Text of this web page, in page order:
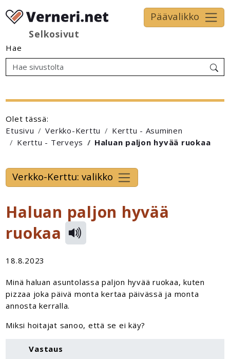
Selkosivut
Päävalikko
Hae
Olet tässä:
Etusivu
Verkko-Kerttu
Kerttu - Asuminen
Kerttu - Terveys
Haluan paljon hyvää ruokaa
Verkko-Kerttu: valikko
Haluan paljon hyvää
ruokaa
18.8.2023
Minä haluan asuntolassa paljon hyvää ruokaa, kuten
pizzaa joka päivä monta kertaa päivässä ja monta
annosta kerralla.
Miksi hoitajat sanoo, että se ei käy?
Vastaus